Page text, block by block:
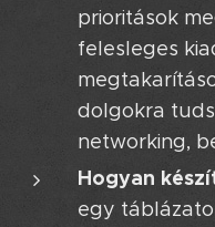
prioritások
felesleges
dolgokra
networking,
Hogyan
egy